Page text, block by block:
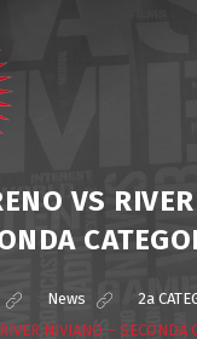
VS
News 2a
NIVIANO – SECONDA